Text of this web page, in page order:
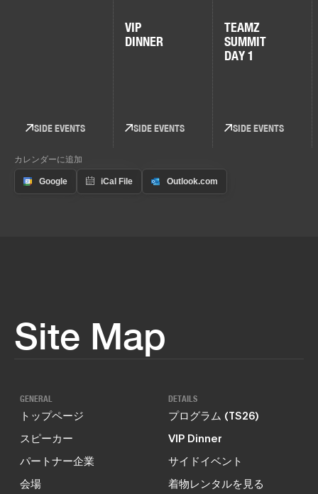
SIDE EVENTS
VIP
DINNER
SIDE EVENTS
TEAMZ
SUMMIT
DAY 1
SIDE EVENTS
カレンダーに追加
Site Map
GENERAL
トップページ
スピーカー
パートナー企業
会場
DETAILS
プログラム (TS26)
VIP Dinner
サイドイベント
着物レンタルを見る